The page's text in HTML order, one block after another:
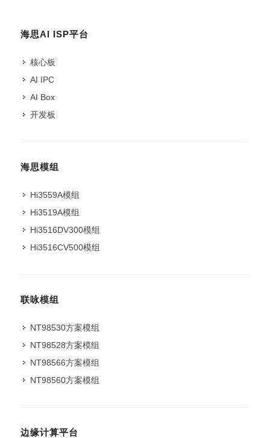
海思AI ISP平台
核心板
AI IPC
AI Box
开发板
海思模组
Hi3559A模组
Hi3519A模组
Hi3516DV300模组
Hi3516CV500模组
联咏模组
NT98530方案模组
NT98528方案模组
NT98566方案模组
NT98560方案模组
边缘计算平台